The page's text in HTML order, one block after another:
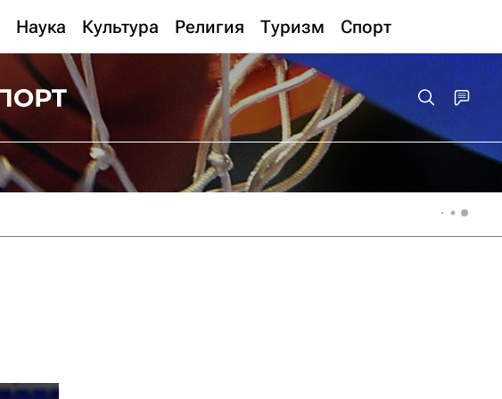
Наука Культура Религия Туризм Спорт